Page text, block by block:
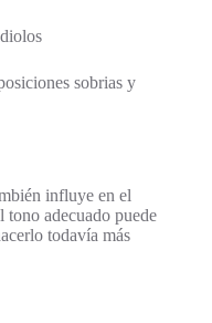
sobrias y
influye en el
tono adecuado puede
todavía más